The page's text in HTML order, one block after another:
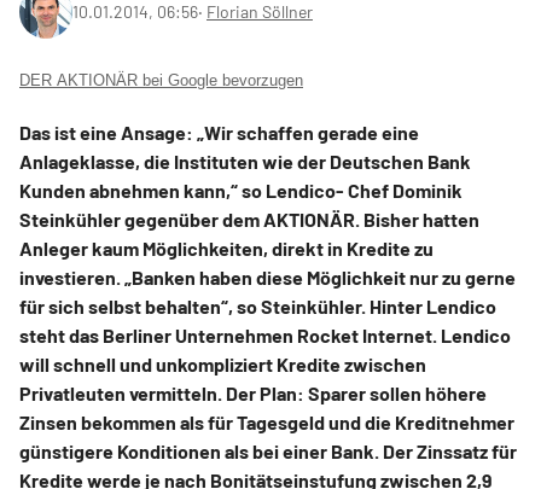
10.01.2014, 06:56‧ Florian Söllner
DER AKTIONÄR bei Google bevorzugen
Das ist eine Ansage: „Wir schaffen gerade eine
Anlageklasse, die Instituten wie der Deutschen Bank
Kunden abnehmen kann,“ so Lendico- Chef Dominik
Steinkühler gegenüber dem AKTIONÄR. Bisher hatten
Anleger kaum Möglichkeiten, direkt in Kredite zu
investieren. „Banken haben diese Möglichkeit nur zu gerne
für sich selbst behalten“, so Steinkühler. Hinter Lendico
steht das Berliner Unternehmen Rocket Internet. Lendico
will schnell und unkompliziert Kredite zwischen
Privatleuten vermitteln. Der Plan: Sparer sollen höhere
Zinsen bekommen als für Tagesgeld und die Kreditnehmer
günstigere Konditionen als bei einer Bank. Der Zinssatz für
Kredite werde je nach Bonitätseinstufung zwischen 2,9